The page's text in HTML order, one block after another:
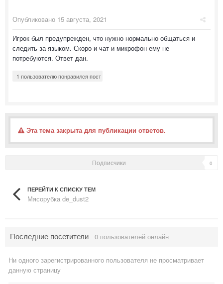
Опубликовано 15 августа, 2021
Игрок был предупрежден, что нужно нормально общаться и
следить за языком. Скоро и чат и микрофон ему не
потребуются. Ответ дан.
1 пользователю понравился пост
Эта тема закрыта для публикации ответов.
Подписчики 0
ПЕРЕЙТИ К СПИСКУ ТЕМ
Мясорубка de_dust2
Последние посетители 0 пользователей онлайн
Ни одного зарегистрированного пользователя не просматривает
данную страницу